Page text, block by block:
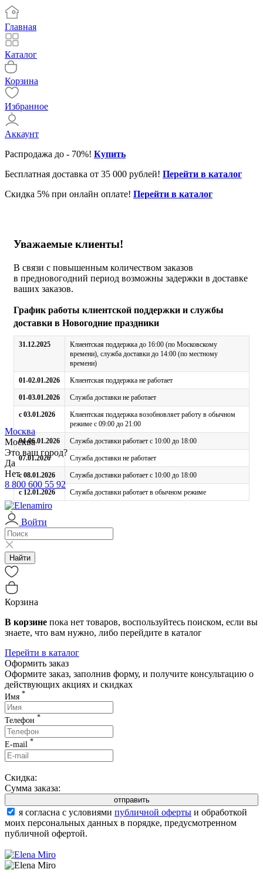
Главная
Каталог
Корзина
Избранное
Аккаунт
Распродажа до - 70%! Купить
Бесплатная доставка от 35 000 рублей! Перейти в каталог
Скидка 5% при онлайн оплате! Перейти в каталог
Уважаемые клиенты!
В связи с повышенным количеством заказов
в предновогодний период возможны задержки в доставке
ваших заказов.
График работы клиентской поддержки и службы
доставки в Новогодние праздники
31.12.2025
Клиентская поддержка до 16:00 (по Московскому
времени), служба доставки до 14:00 (по местному
времени)
01-02.01.2026 Клиентская поддержка не работает
01-03.01.2026 Служба доставки не работает
с 03.01.2026
Клиентская поддержка возобновляет работу в обычном
режиме с 09:00 до 21:00
04-06.01.2026 Служба доставки работает с 10:00 до 18:00
07.01.2026 Служба доставки не работает
с 08.01.2026 Служба доставки работает с 10:00 до 18:00
с 12.01.2026 Служба доставки работает в обычном режиме
Москва
Москва
Это ваш город?
Да
Нет
8 800 600 55 92
Войти
Найти
Корзина
В корзине пока нет товаров, воспользуйтесь поиском, если вы
знаете, что вам нужно, либо перейдите в каталог
Перейти в каталог
Оформить заказ
Оформите заказ, заполнив форму, и получите консультацию о
действующих акциях и скидках
Имя *
Телефон *
E-mail *
Скидка:
Сумма заказа:
я согласна с условиями публичной оферты и обработкой
моих персональных данных в порядке, предусмотренном
публичной офертой.